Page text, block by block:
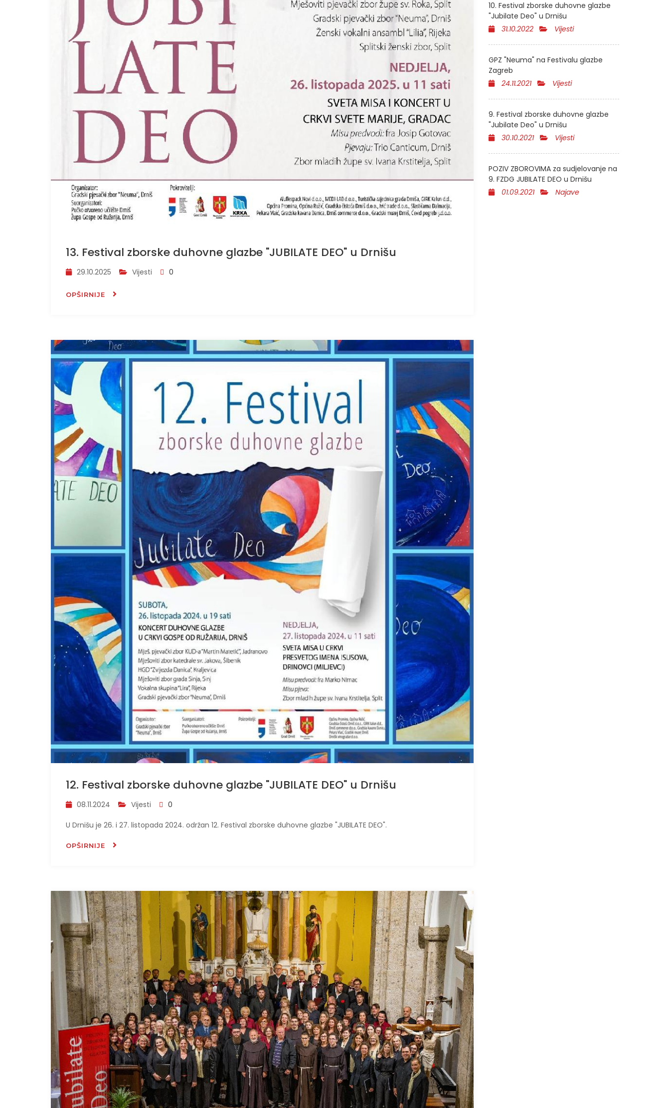
13. Festival zborske duhovne glazbe "JUBILATE DEO" u Drnišu
29.10.2025 Vijesti 0
OPŠIRNIJE
12. Festival zborske duhovne glazbe "JUBILATE DEO" u Drnišu
08.11.2024 Vijesti 0
U Drnišu je 26. i 27. listopada 2024. održan 12. Festival zborske duhovne glazbe "JUBILATE DEO".
OPŠIRNIJE
10. Festival zborske duhovne glazbe
"Jubilate Deo" u Drnišu
31.10.2022
Vijesti
GPZ "Neuma" na Festivalu glazbe
Zagreb
24.11.2021
Vijesti
9. Festival zborske duhovne glazbe
"Jubilate Deo" u Drnišu
30.10.2021
Vijesti
POZIV ZBOROVIMA za sudjelovanje na
9. FZDG JUBILATE DEO u Drnišu
01.09.2021
Najave